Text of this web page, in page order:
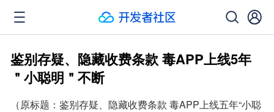
鉴别存疑、隐藏收费条款 毒APP上线5年
＂小聪明＂不断
（原标题：鉴别存疑、隐藏收费条款 毒APP上线五年“小聪